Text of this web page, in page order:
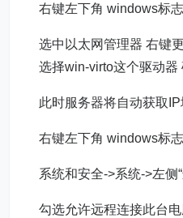
右键左下角 windows标
选中以太网管理器 右键
选择win-virto这个驱动器
此时服务器将自动获取IP
右键左下角 windows标
系统和安全->系统->左侧
勾选允许远程连接此台